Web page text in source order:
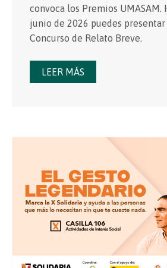
convoca los Premios UMASAM.
junio de 2026 puedes
Concurso de Relato Breve.
LEER MÁS